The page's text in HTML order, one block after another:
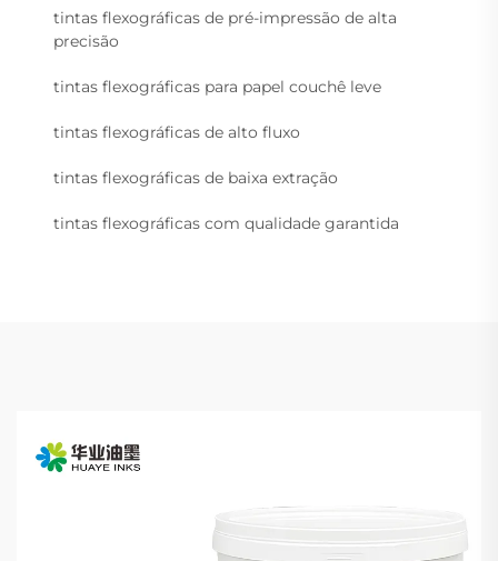
tintas flexográficas de pré-impressão de alta
precisão
tintas flexográficas para papel couchê leve
tintas flexográficas de alto fluxo
tintas flexográficas de baixa extração
tintas flexográficas com qualidade garantida